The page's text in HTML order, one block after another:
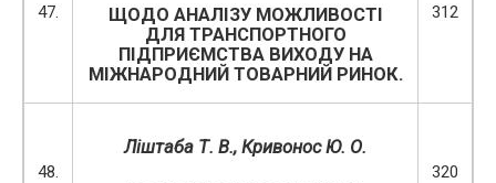
47.
ЩОДО АНАЛІЗУ МОЖЛИВОСТІ
ДЛЯ ТРАНСПОРТНОГО
ПІДПРИЄМСТВА ВИХОДУ НА
МІЖНАРОДНИЙ ТОВАРНИЙ РИНОК.
312
48.
Ліштаба Т. В., Кривонос Ю. О.
320